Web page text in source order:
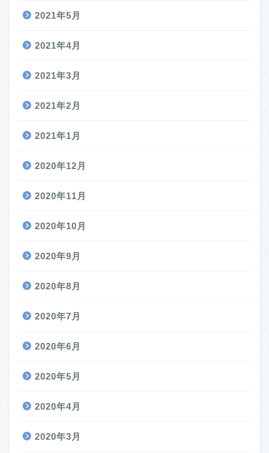
2021年5月
2021年4月
2021年3月
2021年2月
2021年1月
2020年12月
2020年11月
2020年10月
2020年9月
2020年8月
2020年7月
2020年6月
2020年5月
2020年4月
2020年3月